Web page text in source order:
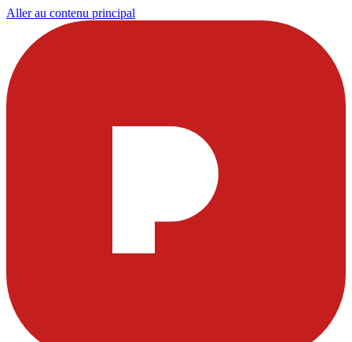
Aller au contenu principal